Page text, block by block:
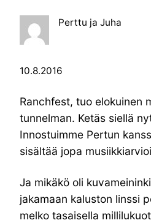
Perttu ja Juha
10.8.2016
Ranchfest, tuo elokuinen
tunnelman. Ketäs siellä
Innostuimme Pertun
sisältää jopa
Ja mikäkö oli
jakamaan kaluston linssi
melko tasaisella